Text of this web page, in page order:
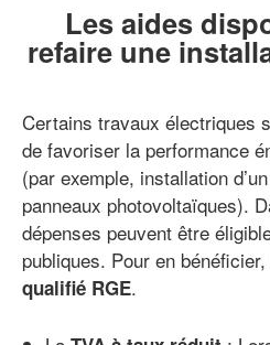
Les aides
refaire une
Certains travaux électriques
de favoriser la performance
(par exemple, installation
panneaux photovoltaïques).
dépenses peuvent être
publiques. Pour en
qualifié RGE.